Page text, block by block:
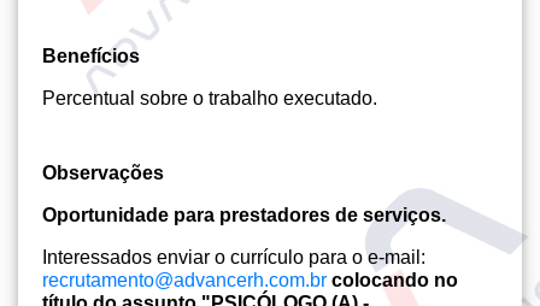
Benefícios
Percentual sobre o trabalho executado.
Observações
Oportunidade para prestadores de serviços.
Interessados enviar o currículo para o e-mail:
recrutamento@advancerh.com.br colocando no